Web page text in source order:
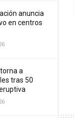
anuncia
en centros
a
tras 50